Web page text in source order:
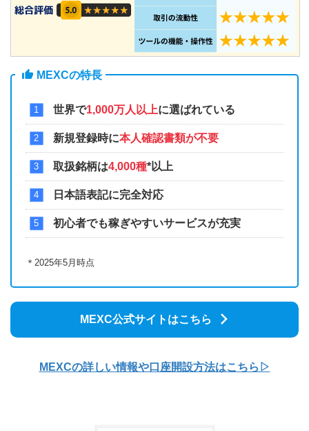
MEXCの特長
世界で1,000万人以上に選ばれている
新規登録時に本人確認書類が不要
取扱銘柄は4,000種*以上
日本語表記に完全対応
初心者でも稼ぎやすいサービスが充実
＊2025年5月時点
MEXC公式サイトはこちら
MEXCの詳しい情報や口座開設方法はこちら▷